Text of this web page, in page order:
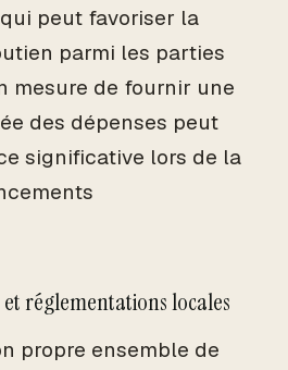
peut favoriser la
parmi les parties
mesure de fournir une
des dépenses peut
significative lors de la
réglementations locales
propre ensemble de